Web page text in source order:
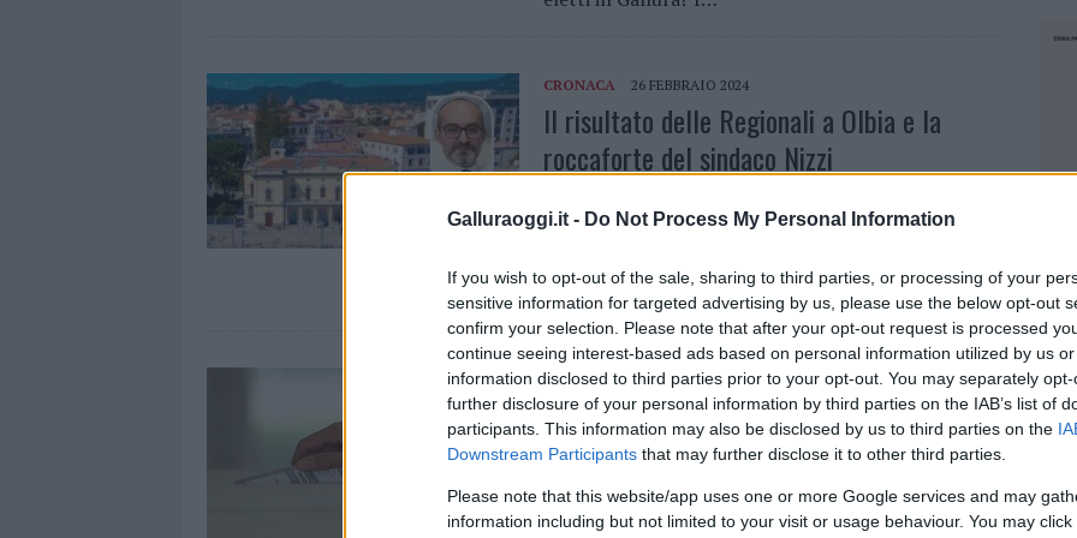
Galluraoggi.it - Do Not Process My Personal Information
If you wish to opt-out of the sale, sharing to third parties, or processing of your
sensitive information for targeted advertising by us, please use the below opt-out
confirm your selection. Please note that after your opt-out request is processed
continue seeing interest-based ads based on personal information utilized by us
information disclosed to third parties prior to your opt-out. You may separately
further disclosure of your personal information by third parties on the IAB’s list of
participants. This information may also be disclosed by us to third parties on the
Downstream Participants that may further disclose it to other third parties.
Please note that this website/app uses one or more Google services and may
information including but not limited to your visit or usage behaviour. You may
CRONACA 26 FEBBRAIO 2024
Il risultato delle Regionali a Olbia e la
roccaforte del sindaco Nizzi
mano al centrodestra. Inizialmente sembrava che la
vantaggio a Olbia, da sempre roccaforte…
BUDDUSÒ 26 FEBBRAIO 2024
Affluenza record a Buddusò, al voto il
72,9%
L’affluenza record a Buddusò. A Buddusò, la
partecipazione alle urne per le elezioni regionali ha